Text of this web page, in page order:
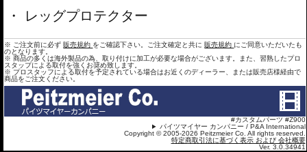
レッグプロテクター
※ ご注文前に必ず 販売規約 をご確認下さい。ご注文確定と共に 販売規約 にご同意いただいたも
のとなります。
※ 商品の多くは海外製品の為、取り付けに加工が必要な場合がございます。また、習熟したプロ
スタップによる取付を強くお奨め致します。
※ プロスタッフによる取付を予定されている場合はお近くのディーラー、または販売店様経由で
商品をご注文ください。
#カスタムパーツ #Z900
パイツマイヤー カンパニー / P&A International
Copyright © 2005-2026 Peitzmeier Co. All rights reserved.
特定商取引法に基づく表示 および 会社概要
Ver. 3.0.34941